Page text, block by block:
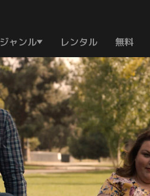
ジャンル レンタル 無料